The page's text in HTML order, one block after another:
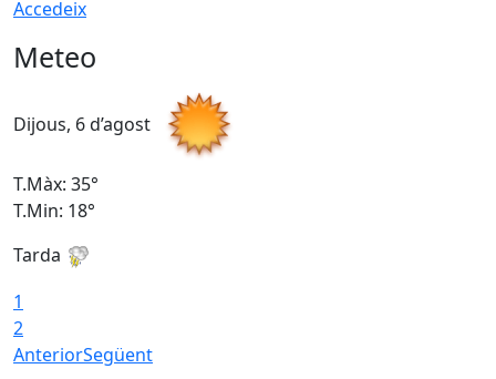
Accedeix
Meteo
Dijous, 6 d’agost
T.Màx: 35°
T.Min: 18°
Tarda
1
2
AnteriorSegüent